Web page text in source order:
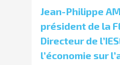
Jean-Philippe
président de la
Directeur de
l’économie sur